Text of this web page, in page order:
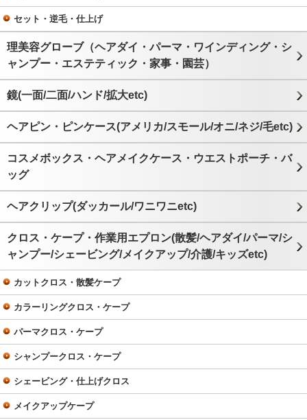
セット・逆毛・仕上げ
理美容グローブ（ヘアダイ・パーマ・ワインディング・シ
ャンプー・エステティック・家事・園芸）
鏡(一面/二面/ハンド/拡大etc)
ヘアピン・ピンケース(アメリカ/スモール/オニ/ネジ/毛etc)
コスメボックス・ヘアメイクケース・ウエストポーチ・バ
ッグ
ヘアクリップ(ダッカール/ワニワニetc)
クロス・ケープ・作業用エプロン(散髪/ヘアダイ/パーマ/シ
ャンプー/シェービング/メイクアップ/介護/キッズetc)
カットクロス・散髪ケープ
カラーリングクロス・ケープ
パーマクロス・ケープ
シャンプークロス・ケープ
シェービング・仕上げクロス
メイクアップケープ